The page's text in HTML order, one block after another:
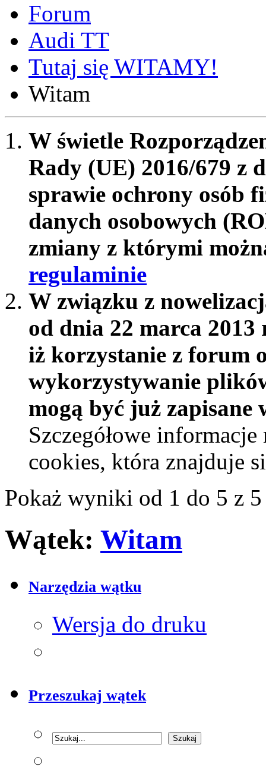
Forum
Audi TT
Tutaj się WITAMY!
Witam
W świetle
Rady (UE) 2016/679 z
sprawie ochrony osób
danych osobowych
zmiany z którymi
regulaminie
W związku z
od dnia 22 marca
iż korzystanie z forum
wykorzystywanie
mogą być już
Szczegółowe
cookies, która znajduje
Pokaż wyniki od 1 do 5 z 5
Wątek: Witam
Narzędzia wątku
Wersja do druku
Przeszukaj wątek